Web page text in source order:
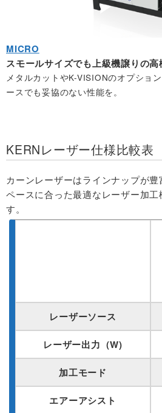
MICRO
スモールサイズでも上級機譲りの高
メタルカットやK-VISIONのオプショ
ースでも妥協のない性能を。
KERNレーザー仕様比較表
カーンレーザーはラインナップが
ペースに合った最適なレーザー加工
す。
レーザーソース
レーザー出力（W)
加工モード
エアーアシスト